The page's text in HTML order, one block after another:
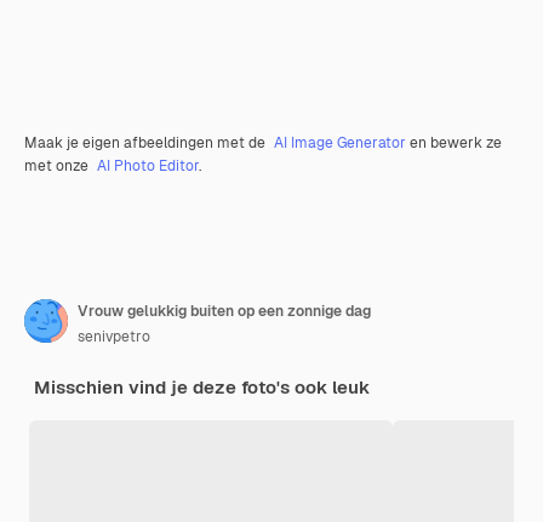
Maak je eigen afbeeldingen met de AI Image Generator en bewerk ze
met onze AI Photo Editor.
Vrouw gelukkig buiten op een zonnige dag
senivpetro
Misschien vind je deze foto's ook leuk